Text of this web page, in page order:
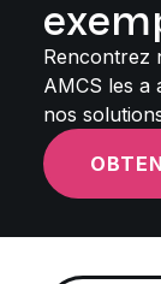
Rencontrez
AMCS les a
nos